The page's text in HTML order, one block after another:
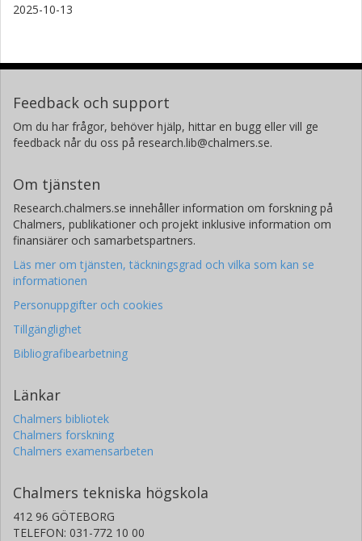
2025-10-13
Feedback och support
Om du har frågor, behöver hjälp, hittar en bugg eller vill ge
feedback når du oss på research.lib@chalmers.se.
Om tjänsten
Research.chalmers.se innehåller information om forskning på
Chalmers, publikationer och projekt inklusive information om
finansiärer och samarbetspartners.
Läs mer om tjänsten, täckningsgrad och vilka som kan se
informationen
Personuppgifter och cookies
Tillgänglighet
Bibliografibearbetning
Länkar
Chalmers bibliotek
Chalmers forskning
Chalmers examensarbeten
Chalmers tekniska högskola
412 96 GÖTEBORG
TELEFON: 031-772 10 00